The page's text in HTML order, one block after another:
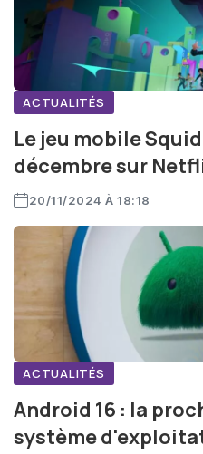
ACTUALITÉS
Le jeu mobile
décembre sur
20/11/2024 À 18:18
ACTUALITÉS
Android 16 : la
système